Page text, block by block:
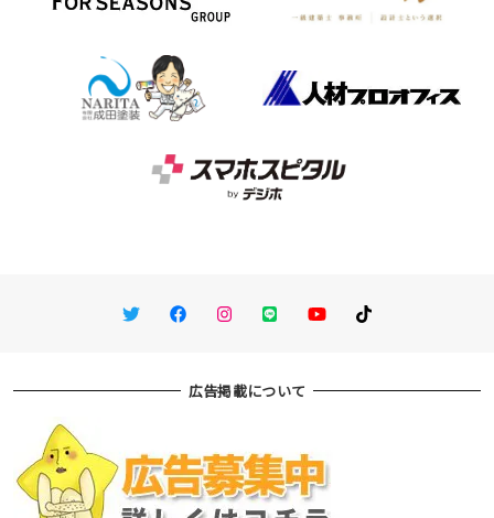
TwitterFacebookInstagram
LINE You TubeTikTok
広告掲載について